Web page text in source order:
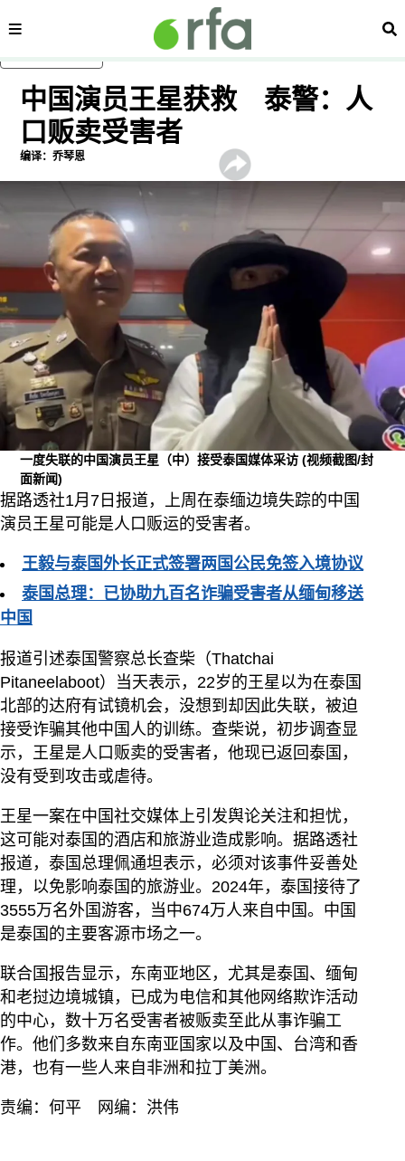
内容分类 搜
中国演员王星获救 泰警：人
口贩卖受害者
编译：乔琴恩
一度失联的中国演员王星（中）接受泰国媒体采访(视频截图/封
面新闻)
据路透社1月7日报道，上周在泰缅边境失踪的中国
演员王星可能是人口贩运的受害者。
王毅与泰国外长正式签署两国公民免签入境协议
泰国总理：已协助九百名诈骗受害者从缅甸移送
中国
报道引述泰国警察总长查柴（Thatchai
Pitaneelaboot）当天表示，22岁的王星以为在泰国
北部的达府有试镜机会，没想到却因此失联，被迫
接受诈骗其他中国人的训练。查柴说，初步调查显
示，王星是人口贩卖的受害者，他现已返回泰国，
没有受到攻击或虐待。
王星一案在中国社交媒体上引发舆论关注和担忧，
这可能对泰国的酒店和旅游业造成影响。据路透社
报道，泰国总理佩通坦表示，必须对该事件妥善处
理，以免影响泰国的旅游业。2024年，泰国接待了
3555万名外国游客，当中674万人来自中国。中国
是泰国的主要客源市场之一。
联合国报告显示，东南亚地区，尤其是泰国、缅甸
和老挝边境城镇，已成为电信和其他网络欺诈活动
的中心，数十万名受害者被贩卖至此从事诈骗工
作。他们多数来自东南亚国家以及中国、台湾和香
港，也有一些人来自非洲和拉丁美洲。
责编：何平 网编：洪伟